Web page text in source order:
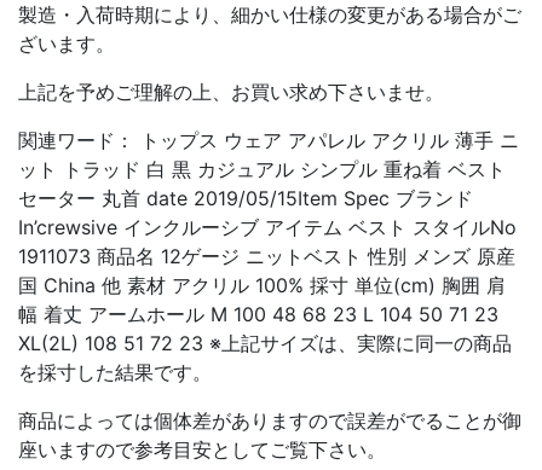
製造・入荷時期により、細かい仕様の変更がある場合がご
ざいます。
上記を予めご理解の上、お買い求め下さいませ。
関連ワード： トップス ウェア アパレル アクリル 薄手 ニ
ット トラッド 白 黒 カジュアル シンプル 重ね着 ベスト
セーター 丸首 date 2019/05/15Item Spec ブランド
In’crewsive インクルーシブ アイテム ベスト スタイルNo
1911073 商品名 12ゲージ ニットベスト 性別 メンズ 原産
国 China 他 素材 アクリル 100% 採寸 単位(cm) 胸囲 肩
幅 着丈 アームホール M 100 48 68 23 L 104 50 71 23
XL(2L) 108 51 72 23 ※上記サイズは、実際に同一の商品
を採寸した結果です。
商品によっては個体差がありますので誤差がでることが御
座いますので参考目安としてご覧下さい。